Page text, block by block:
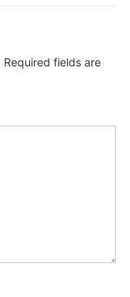
Required fields are